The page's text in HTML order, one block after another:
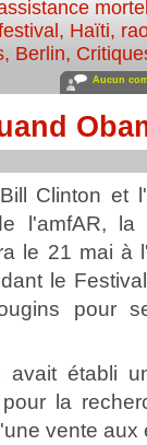
, Haïti,
, Berlin,
Aucun
Clinton et
l'amfAR, la
le 21 mai à
le
pour
établi
la
vente